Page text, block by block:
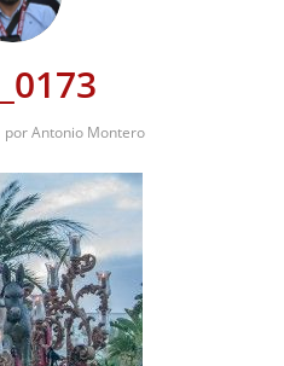
porAntonio Montero